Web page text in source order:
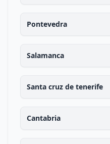
Pontevedra
Salamanca
Santa cruz de tenerife
Cantabria